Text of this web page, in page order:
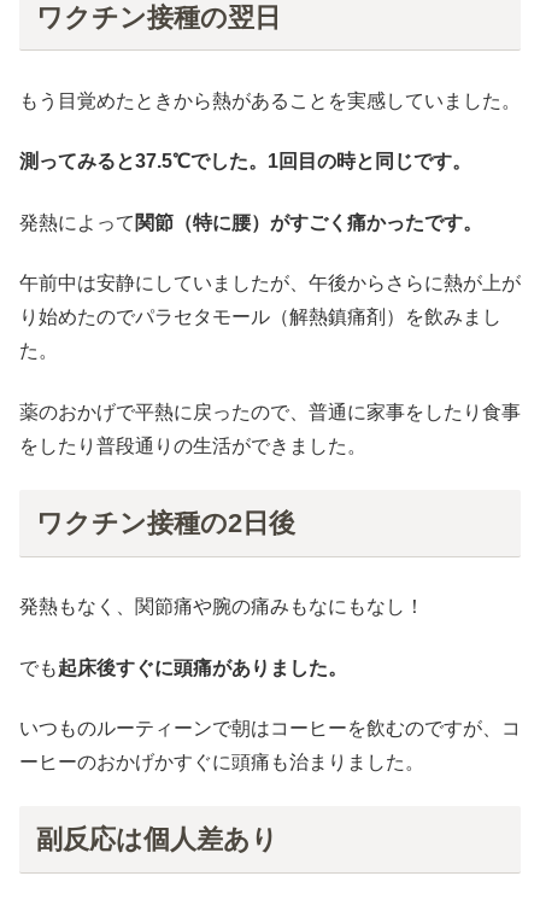
ワクチン接種の翌日
もう目覚めたときから熱があることを実感していました。
測ってみると37.5℃でした。1回目の時と同じです。
発熱によって 関節（特に腰）がすごく痛かったです。
午前中は安静にしていましたが、午後からさらに熱が上が
り始めたのでパラセタモール（解熱鎮痛剤）を飲みまし
た。
薬のおかげで平熱に戻ったので、普通に家事をしたり食事
をしたり普段通りの生活ができました。
ワクチン接種の2日後
発熱もなく、関節痛や腕の痛みもなにもなし！
でも起床後すぐに頭痛がありました。
いつものルーティーンで朝はコーヒーを飲むのですが、コ
ーヒーのおかげかすぐに頭痛も治まりました。
副反応は個人差あり